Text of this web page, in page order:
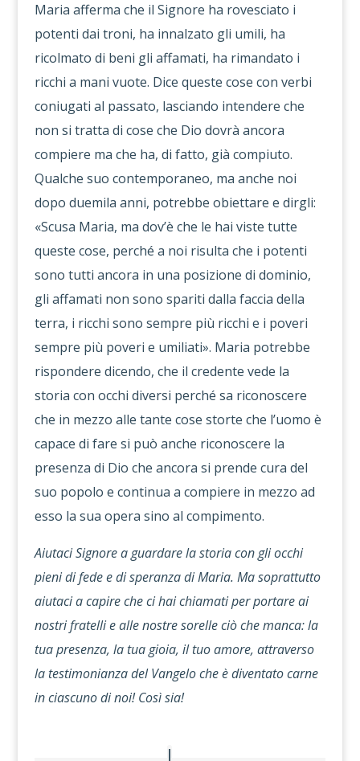
Maria afferma che il Signore ha rovesciato i
potenti dai troni, ha innalzato gli umili, ha
ricolmato di beni gli affamati, ha rimandato i
ricchi a mani vuote. Dice queste cose con verbi
coniugati al passato, lasciando intendere che
non si tratta di cose che Dio dovrà ancora
compiere ma che ha, di fatto, già compiuto.
Qualche suo contemporaneo, ma anche noi
dopo duemila anni, potrebbe obiettare e dirgli:
«Scusa Maria, ma dov’è che le hai viste tutte
queste cose, perché a noi risulta che i potenti
sono tutti ancora in una posizione di dominio,
gli affamati non sono spariti dalla faccia della
terra, i ricchi sono sempre più ricchi e i poveri
sempre più poveri e umiliati». Maria potrebbe
rispondere dicendo, che il credente vede la
storia con occhi diversi perché sa riconoscere
che in mezzo alle tante cose storte che l’uomo è
capace di fare si può anche riconoscere la
presenza di Dio che ancora si prende cura del
suo popolo e continua a compiere in mezzo ad
esso la sua opera sino al compimento.
Aiutaci Signore a guardare la storia con gli occhi
pieni di fede e di speranza di Maria. Ma soprattutto
aiutaci a capire che ci hai chiamati per portare ai
nostri fratelli e alle nostre sorelle ciò che manca: la
tua presenza, la tua gioia, il tuo amore, attraverso
la testimonianza del Vangelo che è diventato carne
in ciascuno di noi! Così sia!